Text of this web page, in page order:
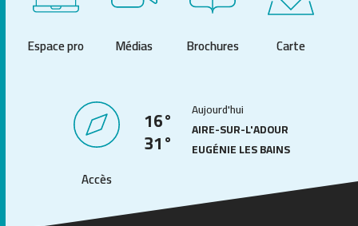
Espace pro Médias Brochures Carte
Accès
16°
31°
Aujourd'hui
AIRE-SUR-L'ADOUR
EUGÉNIE LES BAINS